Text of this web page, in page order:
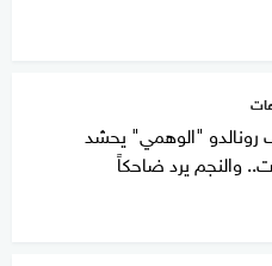
رونالدو "الوهمي" يحشد
والنجم يرد ضاحكاً